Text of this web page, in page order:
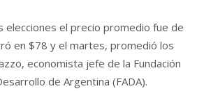
elecciones el precio promedio fue de
en $78 y el martes, promedió los
economista jefe de la Fundación
de Argentina (FADA).